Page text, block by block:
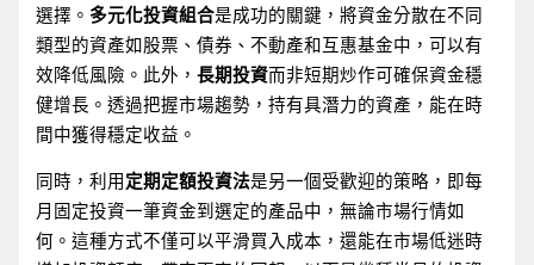
選擇。 多元化投資組合是成功的關鍵，將資金分散在不同
類型的資產如股票、債券、不動產和互惠基金中，可以有
效降低風險。此外，長期投資而非短期炒作可確保資金穩
健增長。透過把握市場趨勢，持有具潛力的資產，能在時
間中獲得穩定收益。
同時，利用 定期定額投資法是另一個受歡迎的策略，即每
月固定投資一筆資金到選定的產品中，無論市場行情如
何。這種方式不僅可以平滑買入成本，還能在市場低迷時